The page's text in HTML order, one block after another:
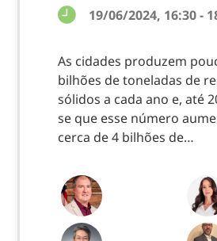
19/06/2024, 16:30 -
As cidades produzem
bilhões de toneladas de
sólidos a cada ano e, até
se que esse número
cerca de 4 bilhões de…